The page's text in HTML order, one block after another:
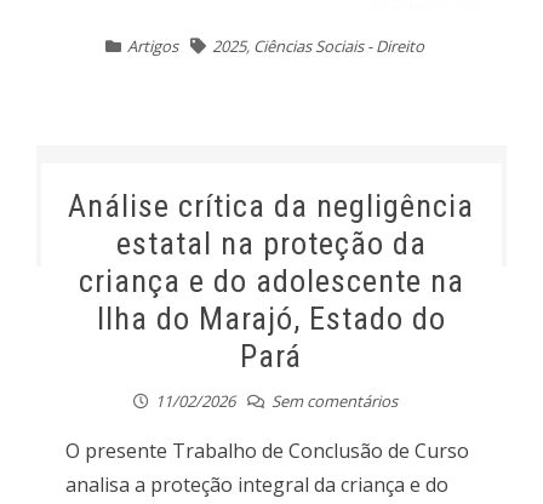
Artigos 2025, Ciências Sociais - Direito
Análise crítica da negligência
estatal na proteção da
criança e do adolescente na
Ilha do Marajó, Estado do
Pará
11/02/2026 Sem comentários
O presente Trabalho de Conclusão de Curso
analisa a proteção integral da criança e do